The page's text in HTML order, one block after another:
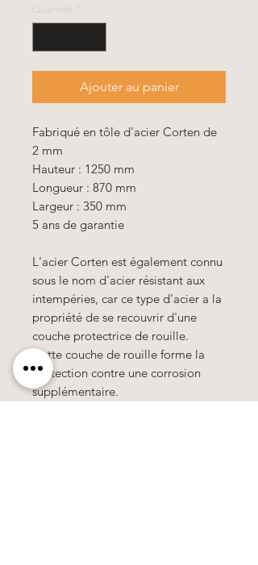
Quantité
Ajouter au panier
Fabriqué en tôle d'acier Corten de
2 mm
Hauteur : 1250 mm
Longueur : 870 mm
Largeur : 350 mm
5 ans de garantie
L'acier Corten est également connu
sous le nom d'acier résistant aux
intempéries, car ce type d'acier a la
propriété de se recouvrir d'une
couche protectrice de rouille.
Cette couche de rouille forme la
protection contre une corrosion
supplémentaire.